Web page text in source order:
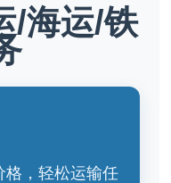
/海运/铁
格，轻松运输任